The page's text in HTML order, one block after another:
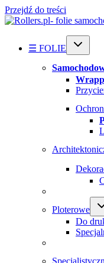
Przejdź do treści
☰ FOLIE
Ploterowe
Do